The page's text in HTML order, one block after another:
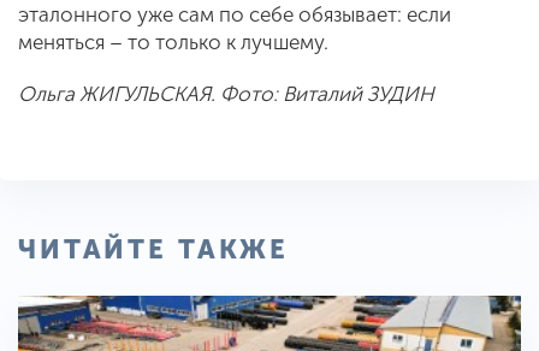
эталонного уже сам по себе обязывает: если
меняться – то только к лучшему.
Ольга ЖИГУЛЬСКАЯ. Фото: Виталий ЗУДИН
ЧИТАЙТЕ ТАКЖЕ